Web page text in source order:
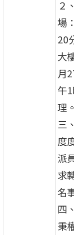
２
場
20
大
月
午
理。
三
度
派
求
名
四
秉